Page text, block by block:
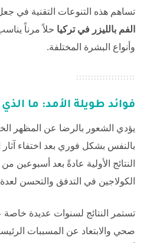
تساهم هذه التنوعات التقنية في
الفم بالليزر في تركيا حلاً مرناً
وأنواع البشرة المختلفة.
فوائد طويلة الأمد: ما
يؤدي الشعور بالرضا عن المظهر
بالنفس بشكل فوري بعد اختفاء آثار
النتائج الأولية عادةً بعد أسبوعين
الكولاجين في التدفق والتحسن
تستمر النتائج لسنوات عديدة خاصة
صحي والابتعاد عن المسببات